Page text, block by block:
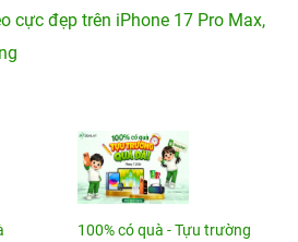
cực đẹp trên iPhone 17 Pro Max,
100% có quà - Tựu trường